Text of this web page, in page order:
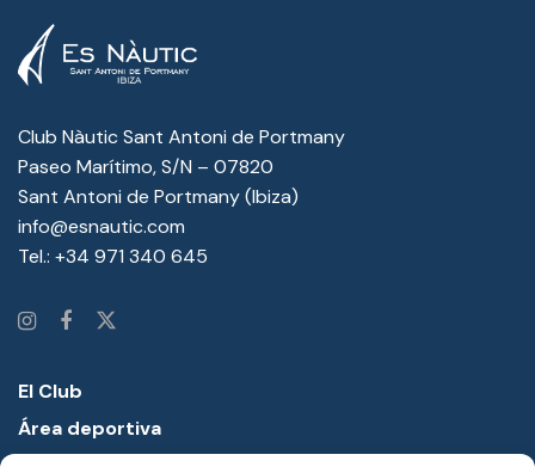
Club Nàutic Sant Antoni de Portmany
Paseo Marítimo, S/N – 07820
Sant Antoni de Portmany (Ibiza)
info@esnautic.com
Tel.: +34 971 340 645
El Club
Área deportiva